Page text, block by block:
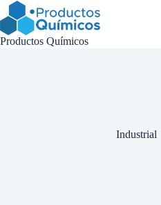
Saltar
al
contenido
Productos Químicos
Industrial